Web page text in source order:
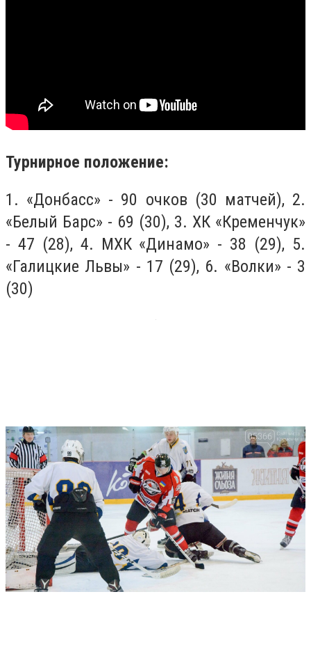
Турнирное положение:
1. «Донбасс» - 90 очков (30 матчей), 2.
«Белый Барс» - 69 (30), 3. ХК «Кременчук»
- 47 (28), 4. МХК «Динамо» - 38 (29), 5.
«Галицкие Львы» - 17 (29), 6. «Волки» - 3
(30)